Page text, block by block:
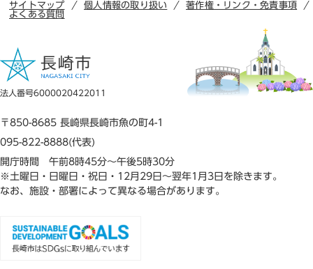
サイトマップ 個人情報の取り扱い
著作権・リンク・免責事項
よくある質問
法人番号6000020422011
〒850-8685 長崎県長崎市魚の町4-1
095-822-8888(代表)
開庁時間 午前8時45分～午後5時30分
※土曜日・日曜日・祝日・12月29日～翌年1月3日を除きます。
なお、施設・部署によって異なる場合があります。